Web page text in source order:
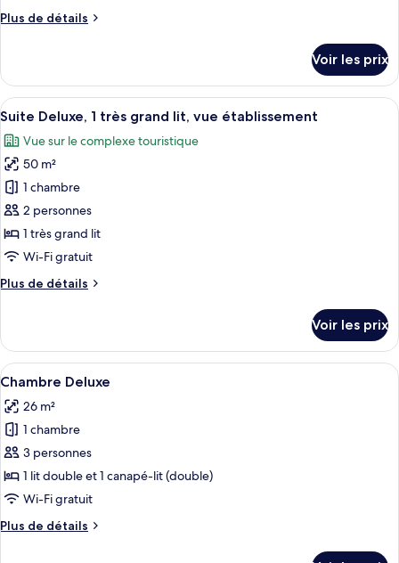
chambre :
lits
jumeaux
Plus de détails
Plus
le
type
de
Chambre
avec
lits
jumeaux
Voir les prix
Afficher
toutes
les
photos
pour
ce
type
de
chambre :
Suite
très
grand
lit,
vue
établissement
Une chambre d’hôtel avec un grand
11
Suite Deluxe, 1 très grand lit, vue établissement
Vue sur le complexe touristique
50 m²
1 chambre
2 personnes
1 très grand lit
Wi-Fi gratuit
Plus de détails
Plus
le
type
de
Suite
Deluxe,
très
grand
lit,
vue
établissement
Voir les prix
Afficher
toutes
les
photos
pour
ce
type
chambre :
Une chambre d’hôtel avec un grand
7
Chambre Deluxe
26 m²
1 chambre
3 personnes
1 lit double et 1 canapé-lit (double)
Wi-Fi gratuit
Plus de détails
Plus